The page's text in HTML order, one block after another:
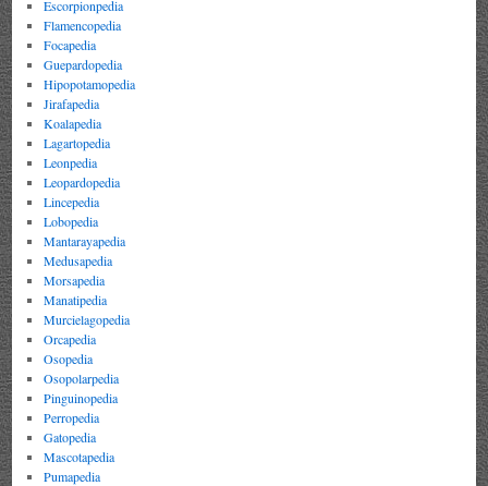
Escorpionpedia
Flamencopedia
Focapedia
Guepardopedia
Hipopotamopedia
Jirafapedia
Koalapedia
Lagartopedia
Leonpedia
Leopardopedia
Lincepedia
Lobopedia
Mantarayapedia
Medusapedia
Morsapedia
Manatipedia
Murcielagopedia
Orcapedia
Osopedia
Osopolarpedia
Pinguinopedia
Perropedia
Gatopedia
Mascotapedia
Pumapedia